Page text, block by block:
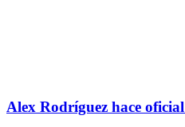
Alex Rodríguez hace